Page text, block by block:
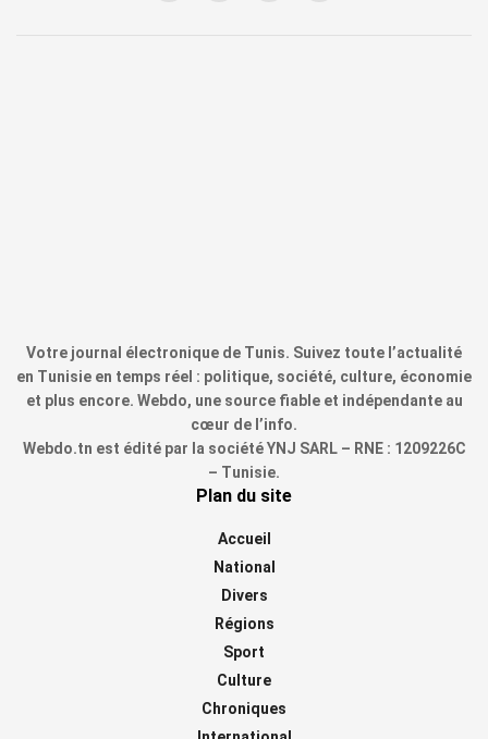
Votre journal électronique de Tunis. Suivez toute l’actualité
en Tunisie en temps réel : politique, société, culture, économie
et plus encore. Webdo, une source fiable et indépendante au
cœur de l’info.
Webdo.tn est édité par la société YNJ SARL – RNE : 1209226C
– Tunisie.
Plan du site
Accueil
National
Divers
Régions
Sport
Culture
Chroniques